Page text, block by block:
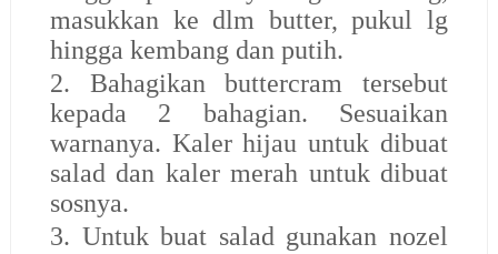
masukkan ke dlm butter, pukul lg
hingga kembang dan putih.
2. Bahagikan buttercram tersebut
kepada 2 bahagian. Sesuaikan
warnanya. Kaler hijau untuk dibuat
salad dan kaler merah untuk dibuat
sosnya.
3. Untuk buat salad gunakan nozel